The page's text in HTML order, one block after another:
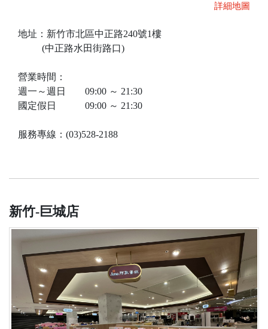
詳細地圖
地址：新竹市北區中正路240號1樓
(中正路水田街路口)
營業時間：
週一～週日 09:00 ～ 21:30
國定假日 09:00 ～ 21:30
服務專線：(03)528-2188
新竹-巨城店